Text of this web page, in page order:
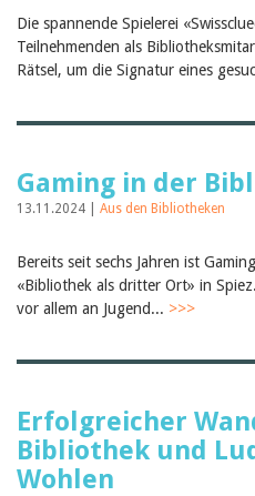
Die spannende Spielerei
Teilnehmenden als
Rätsel, um die Signatur eines
Gaming in der
13.11.2024 | Aus den Bibliotheken
Bereits seit sechs Jahren ist
«Bibliothek als dritter Ort» in
vor allem an Jugend... >>>
Erfolgreicher
Bibliothek und
Wohlen